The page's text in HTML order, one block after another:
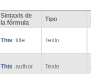
Sintaxis de
la fórmula
Tipo
This .title Texto
This .author Texto